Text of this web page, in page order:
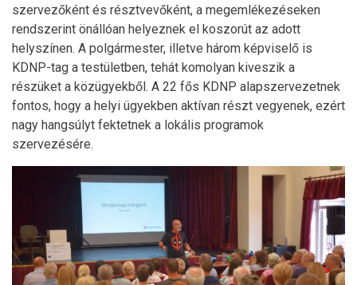
szervezőként és résztvevőként, a megemlékezéseken
rendszerint önállóan helyeznek el koszorút az adott
helyszínen. A polgármester, illetve három képviselő is
KDNP-tag a testületben, tehát komolyan kiveszik a
részüket a közügyekből. A 22 fős KDNP alapszervezetnek
fontos, hogy a helyi ügyekben aktívan részt vegyenek, ezért
nagy hangsúlyt fektetnek a lokális programok
szervezésére.